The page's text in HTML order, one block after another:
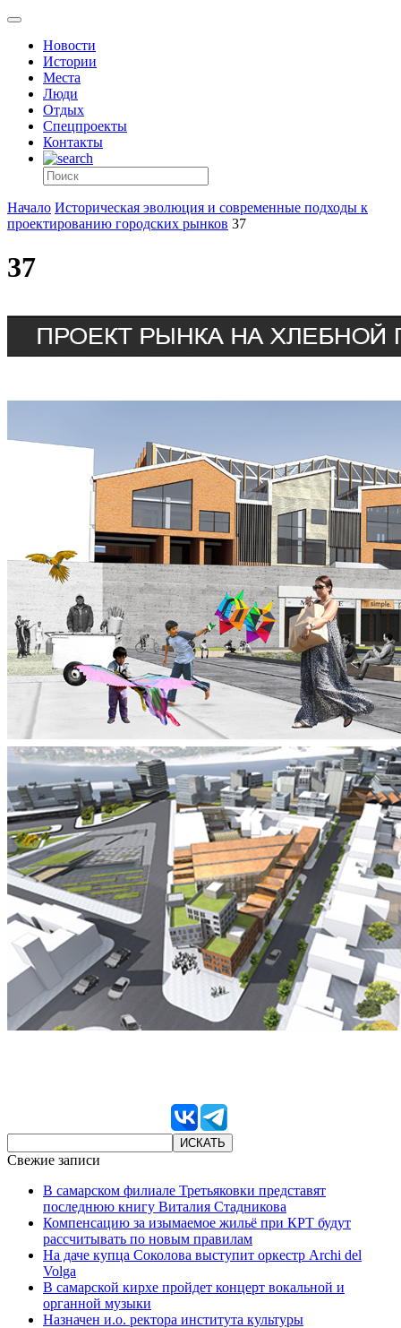
Новости
Истории
Места
Люди
Отдых
Спецпроекты
Контакты
Начало Историческая эволюция и современные подходы к
проектированию городских рынков 37
37
Свежие записи
В самарском филиале Третьяковки представят
последнюю книгу Виталия Стадникова
Компенсацию за изымаемое жильё при КРТ будут
рассчитывать по новым правилам
На даче купца Соколова выступит оркестр Archi del
Volga
В самарской кирхе пройдет концерт вокальной и
органной музыки
Назначен и.о. ректора института культуры